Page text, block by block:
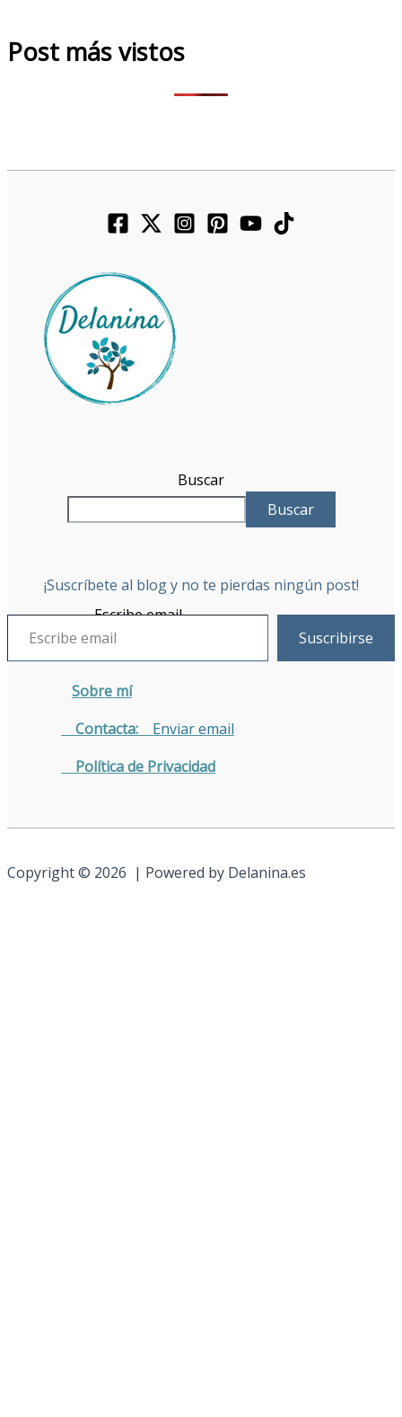
Post más vistos
Buscar
Buscar
¡Suscríbete al blog y no te pierdas ningún post!
Escribe email
Suscribirse
Sobre mí
Contacta: Enviar email
Política de Privacidad
Copyright © 2026 | Powered by Delanina.es